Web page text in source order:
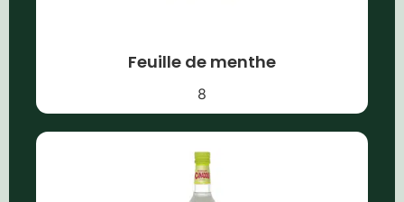
Feuille de menthe
8